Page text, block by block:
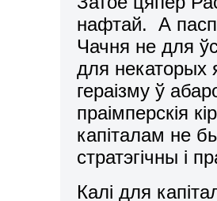
нафтай. А
Чачня не для
для некаторых
гераiзму ў
праімперскiя
капiталам не
стратэгiчны i
Калi для